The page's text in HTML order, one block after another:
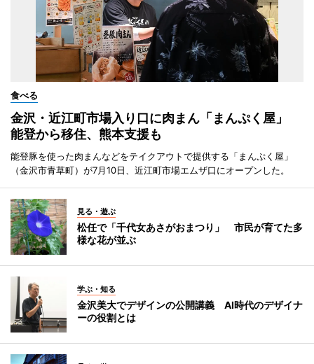
食べる
金沢・近江町市場入り口に肉まん「まんぷく屋」
能登から移住、熊本支援も
能登豚を使った肉まんなどをテイクアウトで提供する「まんぷく屋」
（金沢市青草町）が7月10日、近江町市場エムザ口にオープンした。
見る・遊ぶ
松任で「千代女あさがおまつり」 市民が育てた多
様な花が並ぶ
学ぶ・知る
金沢美大でデザインの公開講義 AI時代のデザイナ
ーの役割とは